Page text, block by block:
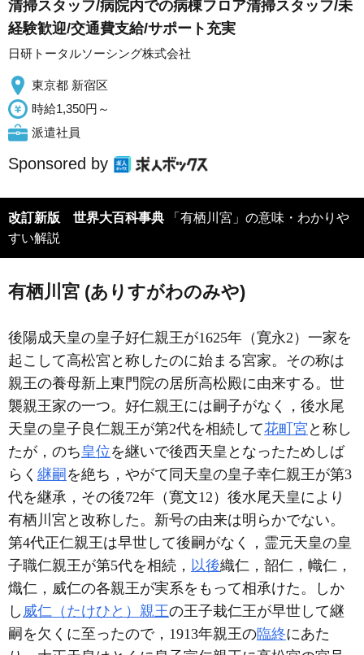
清掃スタッフ/病院内での病棟フロア清掃スタッフ/未
経験歓迎/交通費支給/サポート充実
日研トータルソーシング株式会社
東京都 新宿区
時給1,350円～
派遣社員
Sponsored by
改訂新版 世界大百科事典
すい解説
有栖川宮 (ありすがわのみや)
後陽成天皇の皇子好仁親王が1625年（寛永2）一家を
起こして高松宮と称したのに始まる宮家。その称は
親王の養母新上東門院の居所高松殿に由来する。世
襲親王家の一つ。好仁親王には嗣子がなく，後水尾
天皇の皇子良仁親王が第2代を相続して花町宮 と称し
たが，のち皇位を継いで後西天皇となったためしば
らく 継嗣 を絶ち，やがて同天皇の皇子幸仁親王が第3
代を継承，その後72年（寛文12）後水尾天皇により
有栖川宮と改称した。新号の由来は明らかでない。
第4代正仁親王は早世して後嗣がなく，霊元天皇の皇
子職仁親王が第5代を相続， 以後織仁，韶仁，幟仁，
熾仁，威仁の各親王が実系をもって相承けた。しか
し 威仁（たけひと）親王の王子栽仁王が早世して継
嗣を欠くに至ったので，1913年親王の臨終にあた